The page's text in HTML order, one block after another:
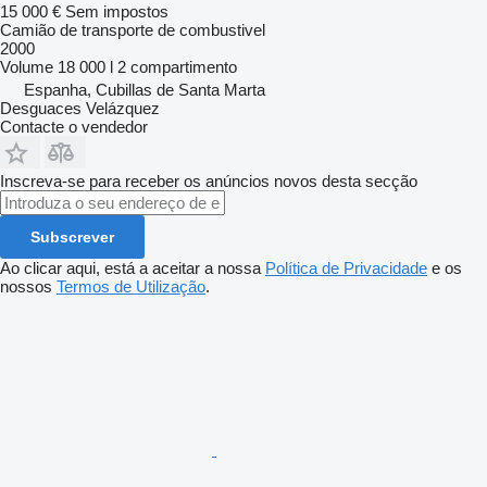
15 000 € Sem impostos
Camião de transporte de combustivel
2000
Volume 18 000 l 2 compartimento
Espanha, Cubillas de Santa Marta
Desguaces Velázquez
Contacte o vendedor
Inscreva-se para receber os anúncios novos desta secção
Subscrever
Ao clicar aqui, está a aceitar a nossa Política de Privacidade e os
nossos Termos de Utilização.